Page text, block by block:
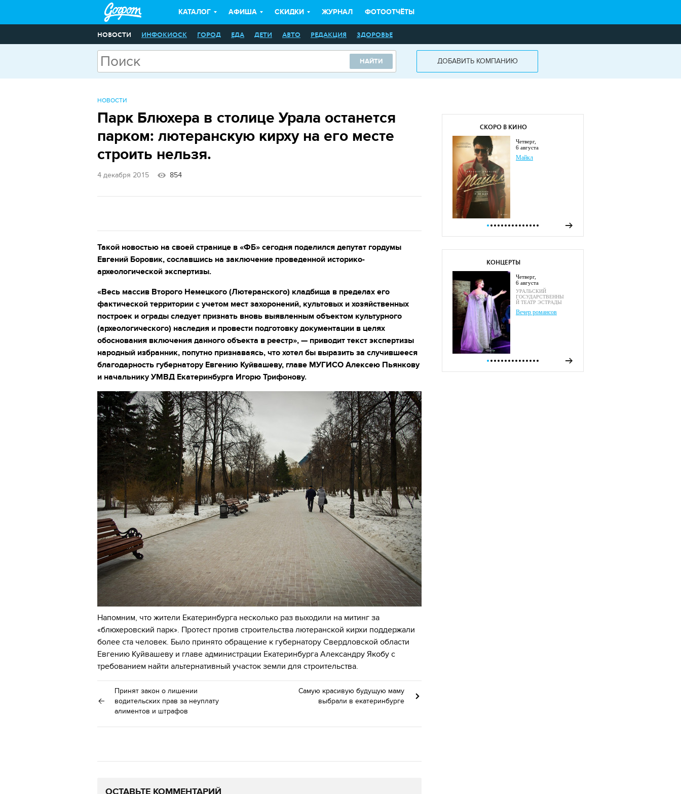
КАТАЛОГ АФИША СКИДКИ ЖУРНАЛ ФОТООТЧЁТЫ
НОВОСТИ ИНФОКИОСК ГОРОД ЕДА ДЕТИ АВТО РЕДАКЦИЯ ЗДОРОВЬЕ
НАЙТИ ДОБАВИТЬ КОМПАНИЮ
НОВОСТИ
Парк Блюхера в столице Урала останется
парком: лютеранскую кирху на его месте
строить нельзя.
4 декабря 2015 854
Такой новостью на своей странице в «ФБ» сегодня поделился депутат гордумы
Евгений Боровик, сославшись на заключение проведенной историко-
археологической экспертизы.
«Весь массив Второго Немецкого (Лютеранского) кладбища в пределах его
фактической территории с учетом мест захоронений, культовых и хозяйственных
построек и ограды следует признать вновь выявленным объектом культурного
(археологического) наследия и провести подготовку документации в целях
обоснования включения данного объекта в реестр», — приводит текст экспертизы
народный избранник, попутно признаваясь, что хотел бы выразить за случившееся
благодарность губернатору Евгению Куйвашеву, главе МУГИСО Алексею Пьянкову
и начальнику УМВД Екатеринбурга Игорю Трифонову.
Напомним, что жители Екатеринбурга несколько раз выходили на митинг за
«блюхеровский парк». Протест против строительства лютеранской кирхи поддержали
более ста человек. Было принято обращение к губернатору Свердловской области
Евгению Куйвашеву и главе администрации Екатеринбурга Александру Якобу с
требованием найти альтернативный участок земли для строительства.
Принят закон о лишении
водительских прав за неуплату
алиментов и штрафов
Самую красивую будущую маму
выбрали в екатеринбурге
СКОРО В КИНО
четверг,
6 августа
Майкл
КОНЦЕРТЫ
четверг,
6 августа
УРАЛЬСКИЙ
ГОСУДАРСТВЕННЫ
Й ТЕАТР ЭСТРАДЫ
Вечер романсов